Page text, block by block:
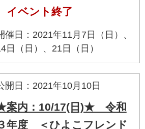
イベント終了
催日：2021年11月7日（日）、
日（日）、21日（日）
開日：2021年10月10日
案内：10/17(日)★ 令和
年度 ＜ひよこフレンド